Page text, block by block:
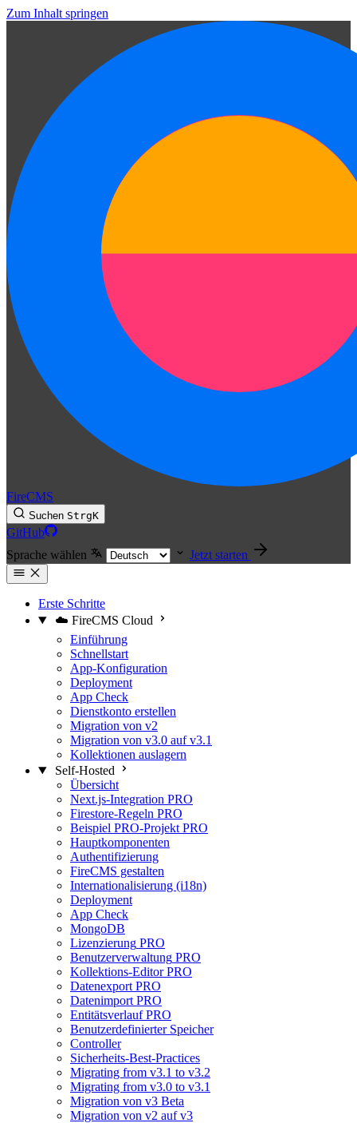
Zum Inhalt springen
FireCMS
Suchen StrgK
GitHub
Sprache wählen
Jetzt starten
Erste Schritte
☁️ FireCMS Cloud
Einführung
Schnellstart
App-Konfiguration
Deployment
App Check
Dienstkonto erstellen
Migration von v2
Migration von v3.0 auf v3.1
Kollektionen auslagern
Self-Hosted
Übersicht
Next.js-Integration PRO
Firestore-Regeln PRO
Beispiel PRO-Projekt PRO
Hauptkomponenten
Authentifizierung
FireCMS gestalten
Internationalisierung (i18n)
Deployment
App Check
MongoDB
Lizenzierung PRO
Benutzerverwaltung PRO
Kollektions-Editor PRO
Datenexport PRO
Datenimport PRO
Entitätsverlauf PRO
Benutzerdefinierter Speicher
Controller
Sicherheits-Best-Practices
Migrating from v3.1 to v3.2
Migrating from v3.0 to v3.1
Migration von v3 Beta
Migration von v2 auf v3